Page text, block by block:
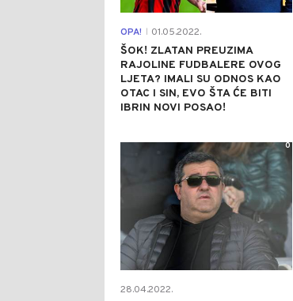
OPA! 01.05.2022.
ŠOK! ZLATAN PREUZIMA
RAJOLINE FUDBALERE OVOG
LJETA? IMALI SU ODNOS KAO
OTAC I SIN, EVO ŠTA ĆE BITI
IBRIN NOVI POSAO!
28.04.2022.
0